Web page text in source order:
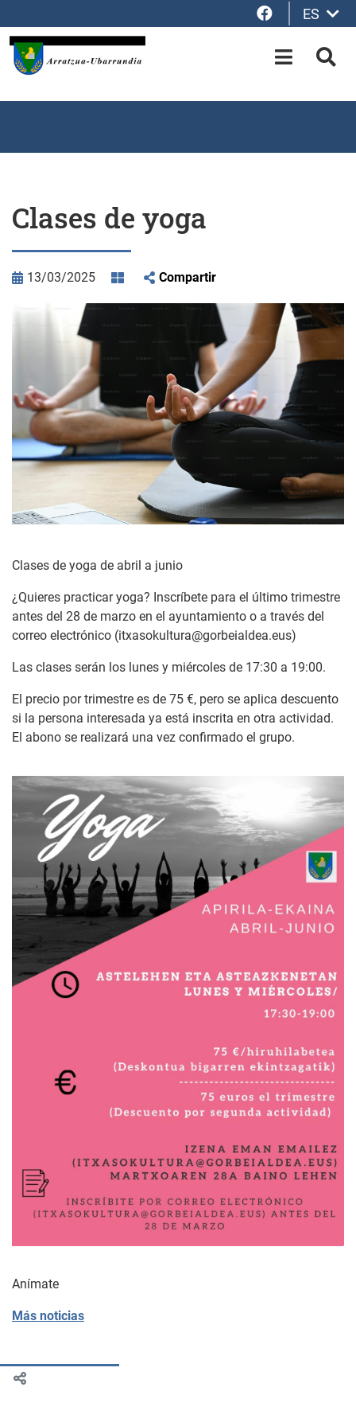
Facebook
ES
OPEN-
Clases de yoga
13/03/2025 Compartir
Clases de yoga de abril a junio
¿Quieres practicar yoga? Inscríbete para el último trimestre
antes del 28 de marzo en el ayuntamiento o a través del
correo electrónico (itxasokultura@gorbeialdea.eus)
Las clases serán los lunes y miércoles de 17:30 a 19:00.
El precio por trimestre es de 75 €, pero se aplica descuento
si la persona interesada ya está inscrita en otra actividad.
El abono se realizará una vez confirmado el grupo.
Anímate
Más noticias